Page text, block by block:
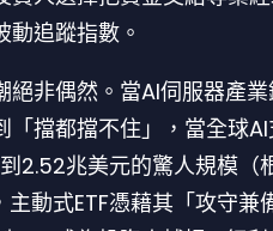
動追蹤指數。
絕非偶然。當AI伺服器產
「擋都擋不住」，當全球
2.52兆美元的驚人規模（
動式ETF憑藉其「攻守兼